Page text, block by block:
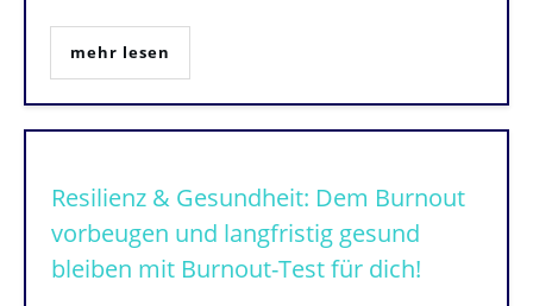
mehr lesen
Resilienz & Gesundheit: Dem Burnout
vorbeugen und langfristig gesund
bleiben mit Burnout-Test für dich!